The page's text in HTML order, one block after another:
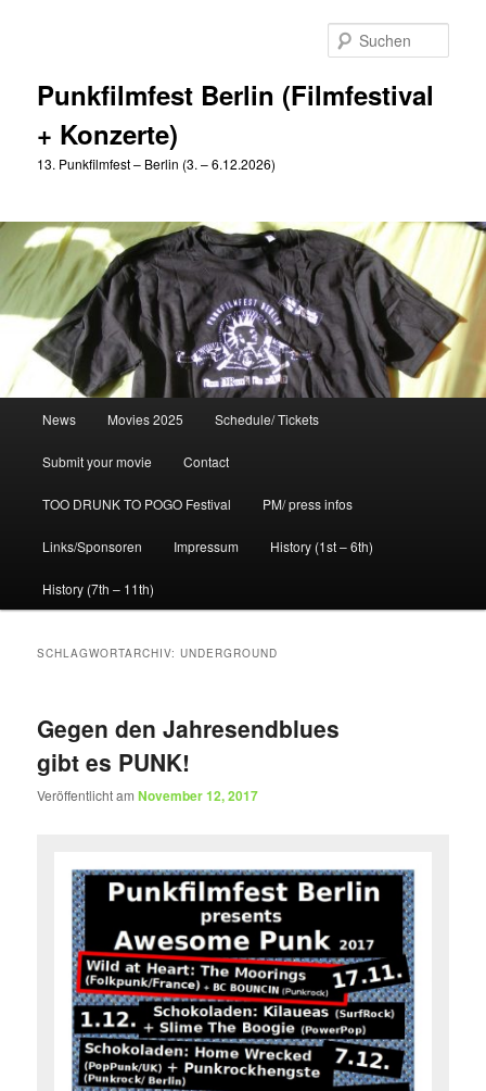
Punkfilmfest Berlin (Filmfestival
+ Konzerte)
13. Punkfilmfest – Berlin (3. – 6.12.2026)
News Movies 2025 Schedule/ Tickets
Submit your movie Contact
TOO DRUNK TO POGO Festival PM/ press infos
Links/Sponsoren Impressum History (1st – 6th)
History (7th – 11th)
SCHLAGWORTARCHIV:UNDERGROUND
Gegen den Jahresendblues
gibt es PUNK!
Veröffentlicht amNovember 12, 2017